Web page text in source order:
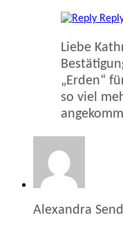
Liebe
„Erden“
so viel
Alexandra